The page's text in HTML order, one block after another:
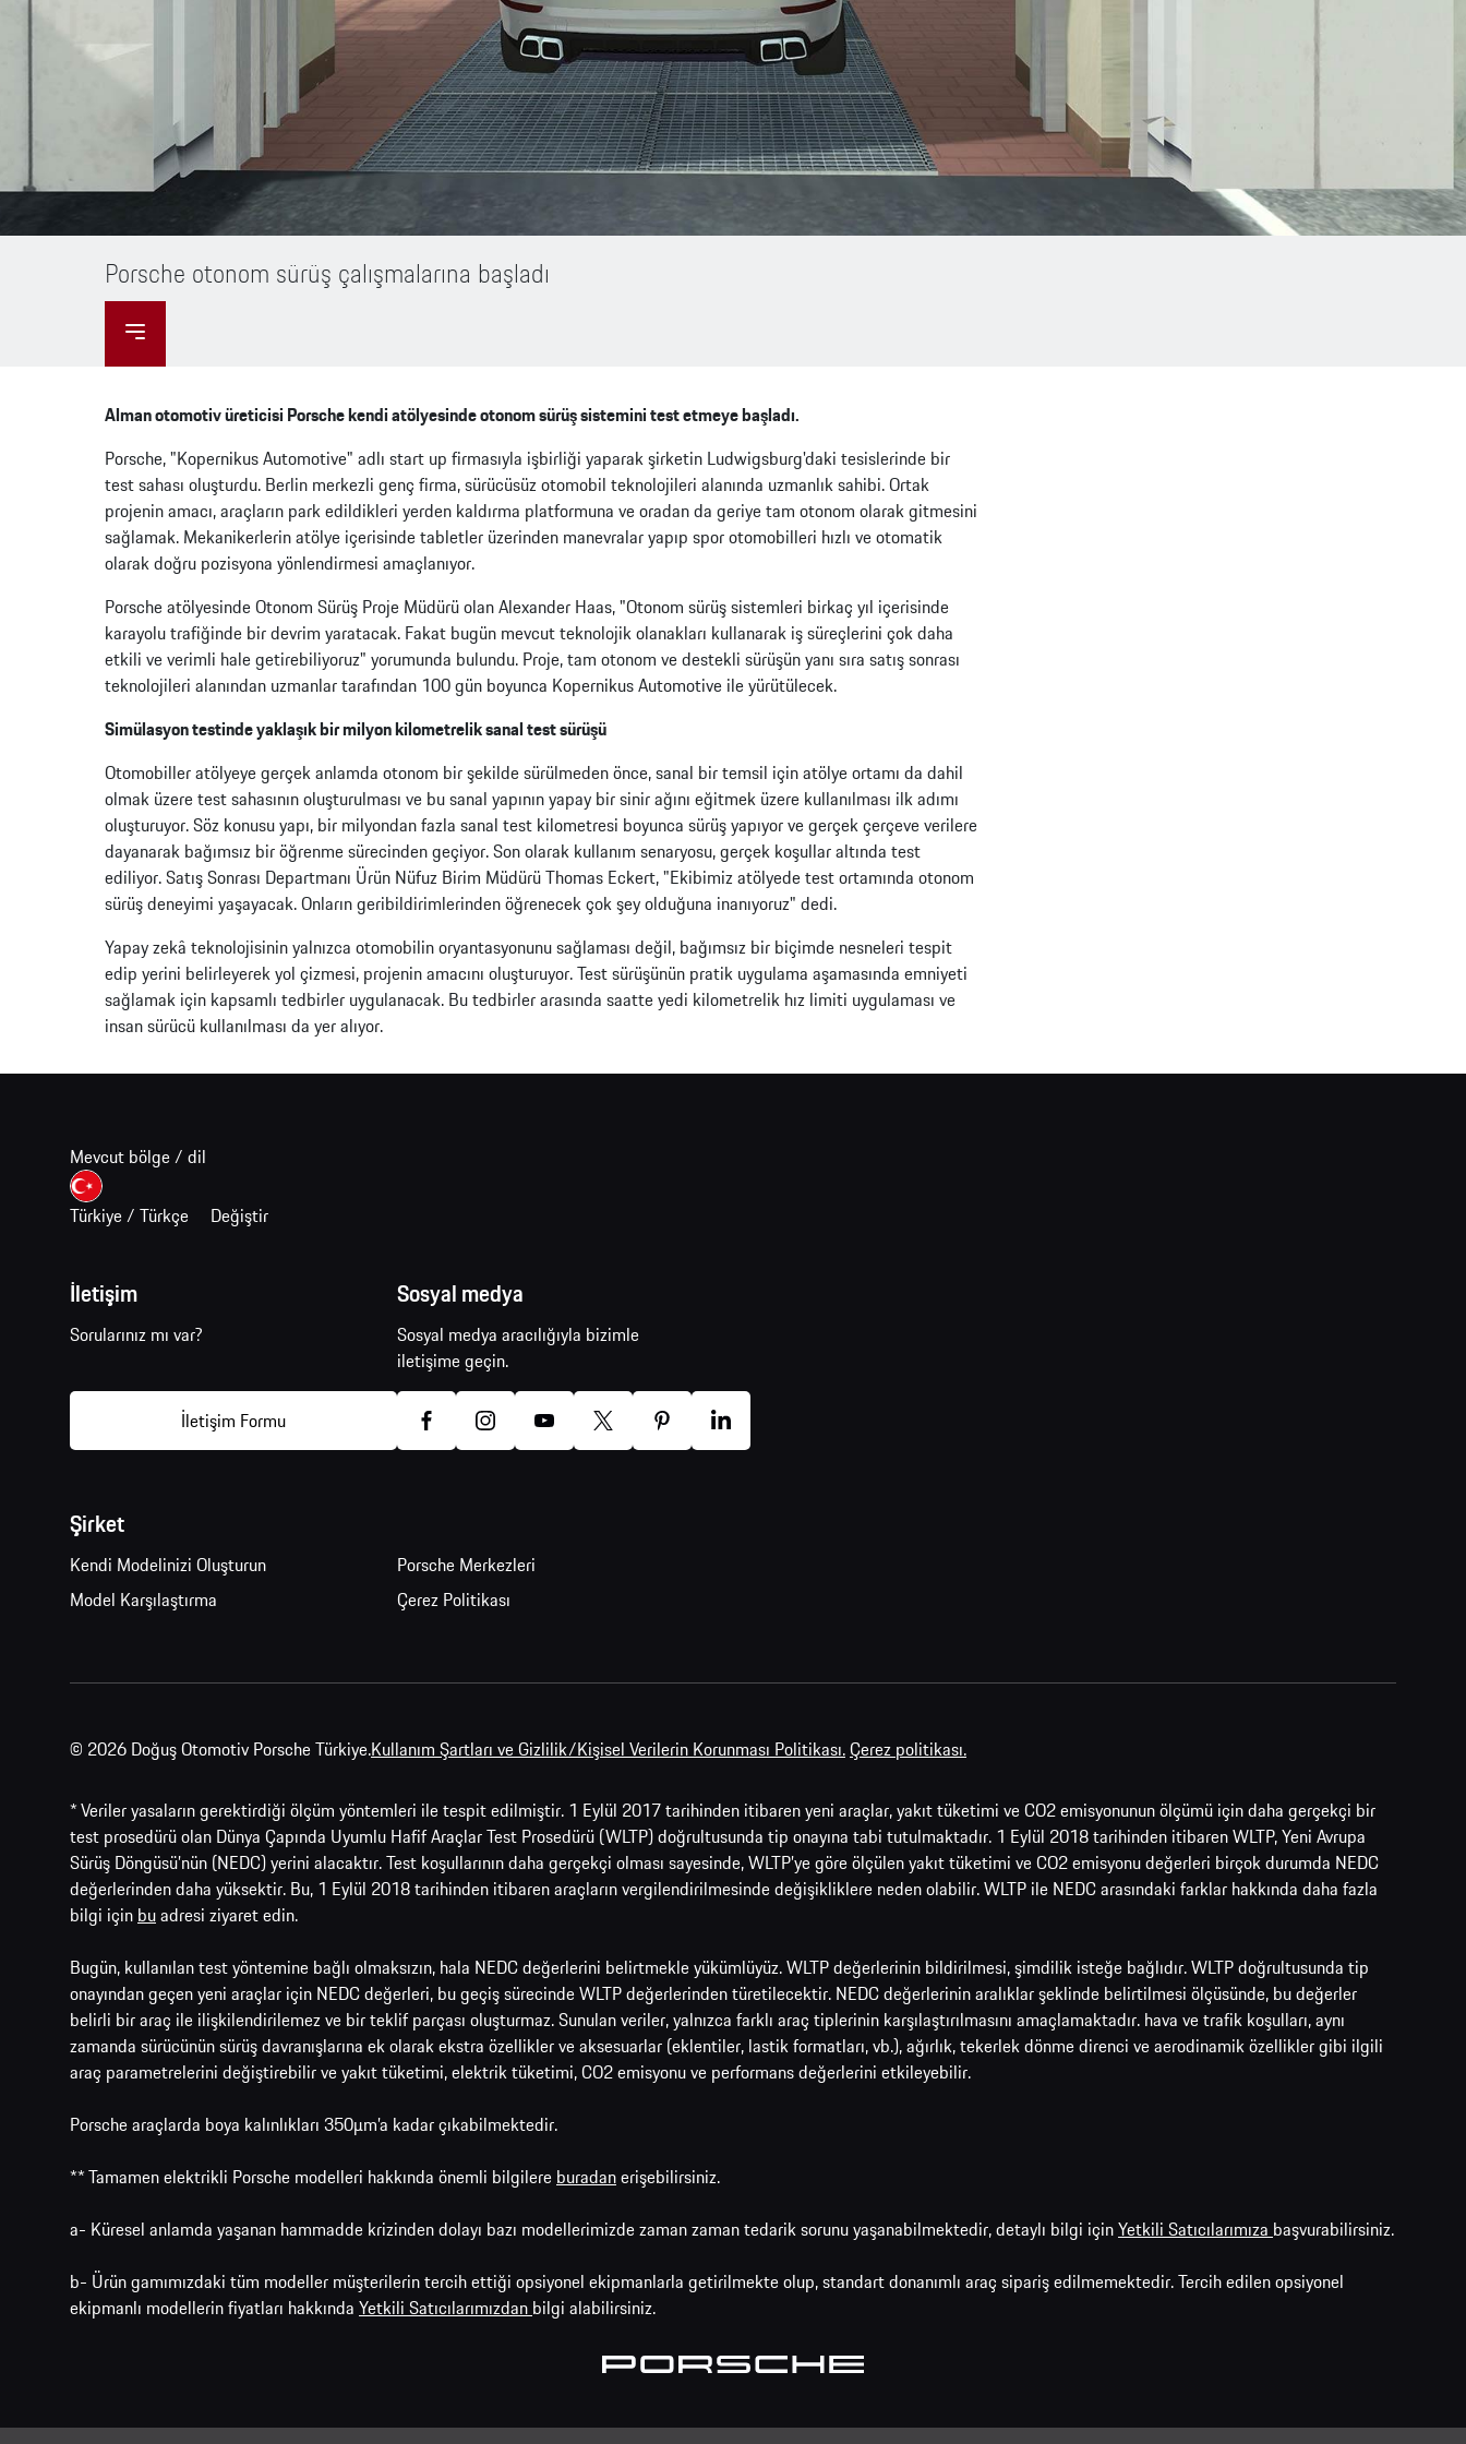
Fiyat Listesi Gönüllü Geri Çağırma Kontrolü
Porsche Mobilite Garantisi
Exclusive Manufaktur
Porsche otonom sürüş çalışmalarına başladı
Alman otomotiv üreticisi Porsche kendi atölyesinde otonom sürüş sistemini test etmeye başladı.
Porsche, "Kopernikus Automotive" adlı start up firmasıyla işbirliği yaparak şirketin Ludwigsburg'daki tesislerinde bir
test sahası oluşturdu. Berlin merkezli genç firma, sürücüsüz otomobil teknolojileri alanında uzmanlık sahibi. Ortak
projenin amacı, araçların park edildikleri yerden kaldırma platformuna ve oradan da geriye tam otonom olarak gitmesini
sağlamak. Mekanikerlerin atölye içerisinde tabletler üzerinden manevralar yapıp spor otomobilleri hızlı ve otomatik
olarak doğru pozisyona yönlendirmesi amaçlanıyor.
Porsche atölyesinde Otonom Sürüş Proje Müdürü olan Alexander Haas, "Otonom sürüş sistemleri birkaç yıl içerisinde
karayolu trafiğinde bir devrim yaratacak. Fakat bugün mevcut teknolojik olanakları kullanarak iş süreçlerini çok daha
etkili ve verimli hale getirebiliyoruz" yorumunda bulundu. Proje, tam otonom ve destekli sürüşün yanı sıra satış sonrası
teknolojileri alanından uzmanlar tarafından 100 gün boyunca Kopernikus Automotive ile yürütülecek.
Simülasyon testinde yaklaşık bir milyon kilometrelik sanal test sürüşü
Otomobiller atölyeye gerçek anlamda otonom bir şekilde sürülmeden önce, sanal bir temsil için atölye ortamı da dahil
olmak üzere test sahasının oluşturulması ve bu sanal yapının yapay bir sinir ağını eğitmek üzere kullanılması ilk adımı
oluşturuyor. Söz konusu yapı, bir milyondan fazla sanal test kilometresi boyunca sürüş yapıyor ve gerçek çerçeve verilere
dayanarak bağımsız bir öğrenme sürecinden geçiyor. Son olarak kullanım senaryosu, gerçek koşullar altında test
ediliyor. Satış Sonrası Departmanı Ürün Nüfuz Birim Müdürü Thomas Eckert, "Ekibimiz atölyede test ortamında otonom
sürüş deneyimi yaşayacak. Onların geribildirimlerinden öğrenecek çok şey olduğuna inanıyoruz" dedi.
Yapay zekâ teknolojisinin yalnızca otomobilin oryantasyonunu sağlaması değil, bağımsız bir biçimde nesneleri tespit
edip yerini belirleyerek yol çizmesi, projenin amacını oluşturuyor. Test sürüşünün pratik uygulama aşamasında emniyeti
sağlamak için kapsamlı tedbirler uygulanacak. Bu tedbirler arasında saatte yedi kilometrelik hız limiti uygulaması ve
insan sürücü kullanılması da yer alıyor.
Mevcut bölge / dil
Türkiye / Türkçe Değiştir
İletişim
Sorularınız mı var?
İletişim Formu
Sosyal medya
Sosyal medya aracılığıyla bizimle
iletişime geçin.
Şirket
Kendi Modelinizi Oluşturun
Model Karşılaştırma
Porsche Merkezleri
Çerez Politikası
© 2026 Doğuş Otomotiv Porsche Türkiye.Kullanım Şartları ve Gizlilik/Kişisel Verilerin Korunması Politikası.Çerez politikası.
* Veriler yasaların gerektirdiği ölçüm yöntemleri ile tespit edilmiştir. 1 Eylül 2017 tarihinden itibaren yeni araçlar, yakıt tüketimi ve CO2 emisyonunun ölçümü için daha gerçekçi bir
test prosedürü olan Dünya Çapında Uyumlu Hafif Araçlar Test Prosedürü (WLTP) doğrultusunda tip onayına tabi tutulmaktadır. 1 Eylül 2018 tarihinden itibaren WLTP, Yeni Avrupa
Sürüş Döngüsü’nün (NEDC) yerini alacaktır. Test koşullarının daha gerçekçi olması sayesinde, WLTP’ye göre ölçülen yakıt tüketimi ve CO2 emisyonu değerleri birçok durumda NEDC
değerlerinden daha yüksektir. Bu, 1 Eylül 2018 tarihinden itibaren araçların vergilendirilmesinde değişikliklere neden olabilir. WLTP ile NEDC arasındaki farklar hakkında daha fazla
bilgi için buadresi ziyaret edin.
Bugün, kullanılan test yöntemine bağlı olmaksızın, hala NEDC değerlerini belirtmekle yükümlüyüz. WLTP değerlerinin bildirilmesi, şimdilik isteğe bağlıdır. WLTP doğrultusunda tip
onayından geçen yeni araçlar için NEDC değerleri, bu geçiş sürecinde WLTP değerlerinden türetilecektir. NEDC değerlerinin aralıklar şeklinde belirtilmesi ölçüsünde, bu değerler
belirli bir araç ile ilişkilendirilemez ve bir teklif parçası oluşturmaz. Sunulan veriler, yalnızca farklı araç tiplerinin karşılaştırılmasını amaçlamaktadır. hava ve trafik koşulları, aynı
zamanda sürücünün sürüş davranışlarına ek olarak ekstra özellikler ve aksesuarlar (eklentiler, lastik formatları, vb.), ağırlık, tekerlek dönme direnci ve aerodinamik özellikler gibi ilgili
araç parametrelerini değiştirebilir ve yakıt tüketimi, elektrik tüketimi, CO2 emisyonu ve performans değerlerini etkileyebilir.
Porsche araçlarda boya kalınlıkları 350μm’a kadar çıkabilmektedir.
** Tamamen elektrikli Porsche modelleri hakkında önemli bilgilere buradanerişebilirsiniz.
a- Küresel anlamda yaşanan hammadde krizinden dolayı bazı modellerimizde zaman zaman tedarik sorunu yaşanabilmektedir, detaylı bilgi içinYetkili Satıcılarımıza başvurabilirsiniz.
b- Ürün gamımızdaki tüm modeller müşterilerin tercih ettiği opsiyonel ekipmanlarla getirilmekte olup, standart donanımlı araç sipariş edilmemektedir. Tercih edilen opsiyonel
ekipmanlı modellerin fiyatları hakkında Yetkili Satıcılarımızdan bilgi alabilirsiniz.